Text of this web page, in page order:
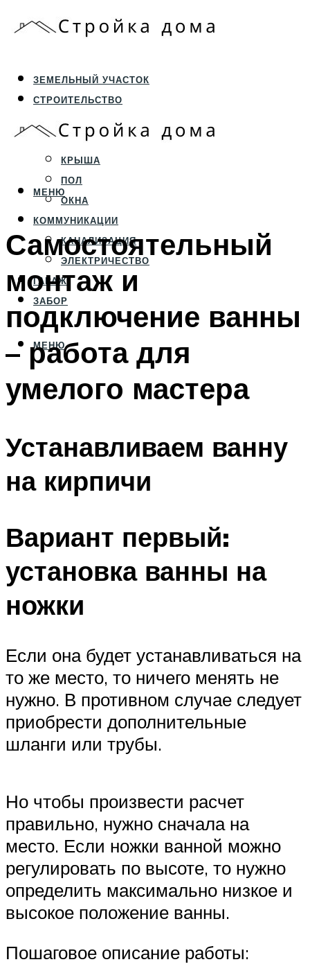
ЗЕМЕЛЬНЫЙ УЧАСТОК
СТРОИТЕЛЬСТВО
ФУНДАМЕНТ И ЦОКОЛЬ
ПЕРЕКРЫТИЯ И СТЕНЫ
КРЫША
ПОЛ
ОКНА
КОММУНИКАЦИИ
КАНАЛИЗАЦИЯ
ЭЛЕКТРИЧЕСТВО
ГАРАЖ
ЗАБОР
МЕНЮ
МЕНЮ
Самостоятельный
монтаж и
подключение ванны
– работа для
умелого мастера
Устанавливаем ванну
на кирпичи
Вариант первый:
установка ванны на
ножки
Если она будет устанавливаться на
то же место, то ничего менять не
нужно. В противном случае следует
приобрести дополнительные
шланги или трубы.
Но чтобы произвести расчет
правильно, нужно сначала на
место. Если ножки ванной можно
регулировать по высоте, то нужно
определить максимально низкое и
высокое положение ванны.
Пошаговое описание работы: